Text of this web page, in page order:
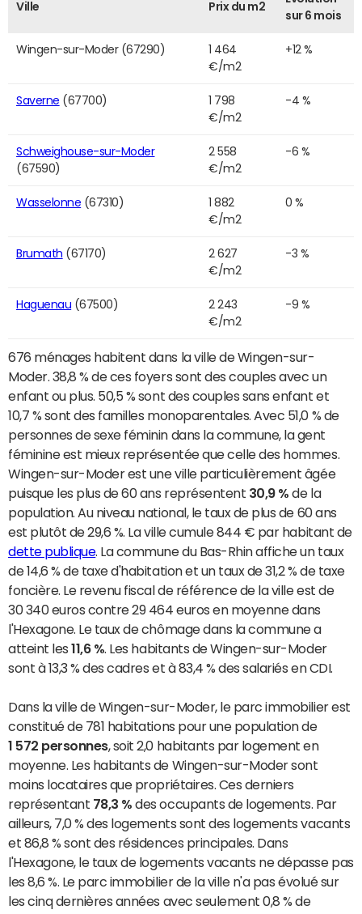
Ville Prix du m2
sur 6 mois
Wingen-sur-Moder (67290)
1 464
€/m2
+12 %
Saverne (67700)
1 798
€/m2
-4 %
Schweighouse-sur-Moder
(67590)
2 558
€/m2
-6 %
Wasselonne (67310)
1 882
€/m2
0 %
Brumath (67170)
2 627
€/m2
-3 %
Haguenau (67500)
2 243
€/m2
-9 %
676 ménages habitent dans la ville de Wingen-sur-
Moder. 38,8 % de ces foyers sont des couples avec un
enfant ou plus. 50,5 % sont des couples sans enfant et
10,7 % sont des familles monoparentales. Avec 51,0 % de
personnes de sexe féminin dans la commune, la gent
féminine est mieux représentée que celle des hommes.
Wingen-sur-Moder est une ville particulièrement âgée
puisque les plus de 60 ans représentent 30,9 % de la
population. Au niveau national, le taux de plus de 60 ans
est plutôt de 29,6 %. La ville cumule 844 € par habitant de
dette publique. La commune du Bas-Rhin affiche un taux
de 14,6 % de taxe d'habitation et un taux de 31,2 % de taxe
foncière. Le revenu fiscal de référence de la ville est de
30 340 euros contre 29 464 euros en moyenne dans
l'Hexagone. Le taux de chômage dans la commune a
atteint les11,6 % . Les habitants de Wingen-sur-Moder
sont à 13,3 % des cadres et à 83,4 % des salariés en CDI.
Dans la ville de Wingen-sur-Moder, le parc immobilier est
constitué de 781 habitations pour une population de
1 572 personnes, soit 2,0 habitants par logement en
moyenne. Les habitants de Wingen-sur-Moder sont
moins locataires que propriétaires. Ces derniers
représentant 78,3 % des occupants de logements. Par
ailleurs, 7,0 % des logements sont des logements vacants
et 86,8 % sont des résidences principales. Dans
l'Hexagone, le taux de logements vacants ne dépasse pas
les 8,6 %. Le parc immobilier de la ville n'a pas évolué sur
les cinq dernières années avec seulement 0,8 % de